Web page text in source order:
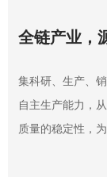
专注施工，
公司施工队伍技
程。无论是煤矿
都能精准高质地